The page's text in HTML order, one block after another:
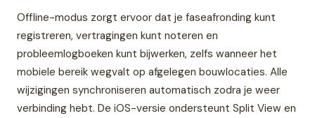
Offline-modus zorgt ervoor dat je faseafronding kunt
registreren, vertragingen kunt noteren en
probleemlogboeken kunt bijwerken, zelfs wanneer het
mobiele bereik wegvalt op afgelegen bouwlocaties. Alle
wijzigingen synchroniseren automatisch zodra je weer
verbinding hebt. De iOS-versie ondersteunt Split View en